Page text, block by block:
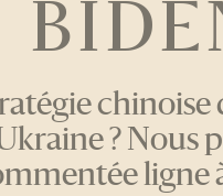
chinoise
? Nous
ligne